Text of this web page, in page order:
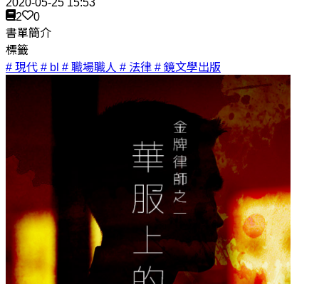
2020-05-25 15:53
2
0
書單簡介
標籤
# 現代 # bl # 職場職人 # 法律 # 鏡文學出版